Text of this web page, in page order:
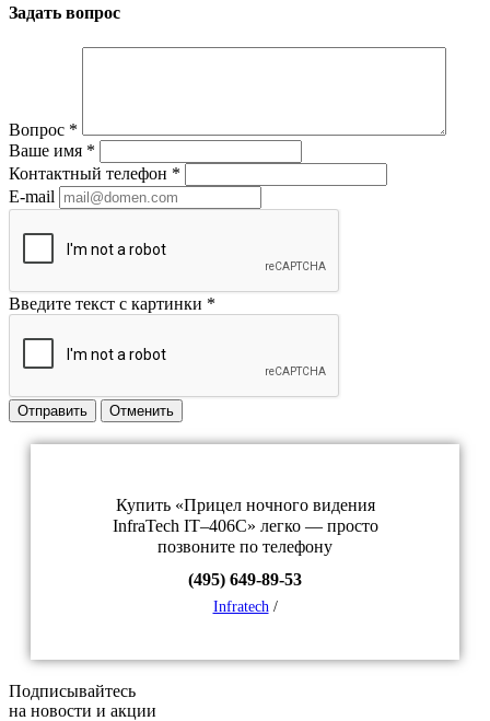
Задать вопрос
Вопрос *
Ваше имя *
Контактный телефон *
E-mail
Введите текст с картинки *
Отправить Отменить
Купить «Прицел ночного видения
InfraTech IT–406C» легко — просто
позвоните по телефону
(495) 649-89-53
Infratech /
Подписывайтесь
на новости и акции